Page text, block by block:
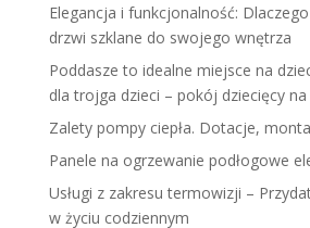
Elegancja i funkcjonalność:
drzwi szklane do swojego wnętrza
Poddasze to idealne miejsce na
dla trojga dzieci – pokój dziecięcy
Zalety pompy ciepła. Dotacje,
Panele na ogrzewanie podłogowe
Usługi z zakresu termowizji –
w życiu codziennym